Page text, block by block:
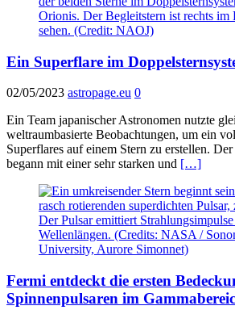
Ein Superflare im
02/05/2023 astropage.eu 0
Ein Team japanischer Astronomen nutzte
weltraumbasierte Beobachtungen, um ein
Superflares auf einem Stern zu erstellen.
begann mit einer sehr starken und […]
Fermi entdeckt die ersten
Spinnenpulsaren im